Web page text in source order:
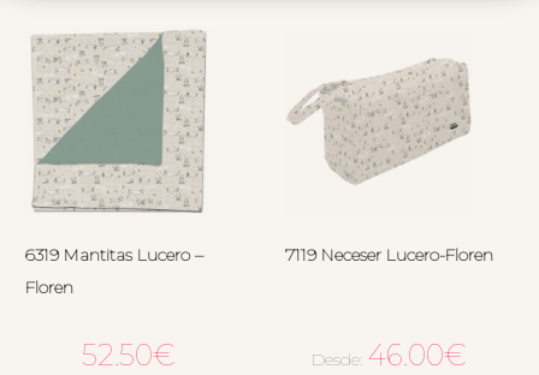
6319 Mantitas Lucero –
Floren
52.50€
7119 Neceser Lucero-Floren
Desde: 46.00€